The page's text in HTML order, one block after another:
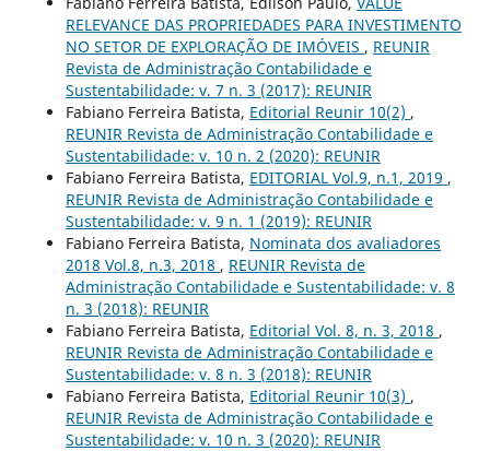
RELEVANCE DAS PROPRIEDADES PARA INVESTIMENTO
NO SETOR DE EXPLORAÇÃO DE IMÓVEIS , REUNIR
Revista de Administração Contabilidade e
Sustentabilidade: v. 7 n. 3 (2017): REUNIR
Fabiano Ferreira Batista, Editorial Reunir 10(2) ,
REUNIR Revista de Administração Contabilidade e
Sustentabilidade: v. 10 n. 2 (2020): REUNIR
Fabiano Ferreira Batista, EDITORIAL Vol.9, n.1, 2019 ,
REUNIR Revista de Administração Contabilidade e
Sustentabilidade: v. 9 n. 1 (2019): REUNIR
Fabiano Ferreira Batista, Nominata dos avaliadores
2018 Vol.8, n.3, 2018 , REUNIR Revista de
Administração Contabilidade e Sustentabilidade: v. 8
n. 3 (2018): REUNIR
Fabiano Ferreira Batista, Editorial Vol. 8, n. 3, 2018 ,
REUNIR Revista de Administração Contabilidade e
Sustentabilidade: v. 8 n. 3 (2018): REUNIR
Fabiano Ferreira Batista, Editorial Reunir 10(3) ,
REUNIR Revista de Administração Contabilidade e
Sustentabilidade: v. 10 n. 3 (2020): REUNIR